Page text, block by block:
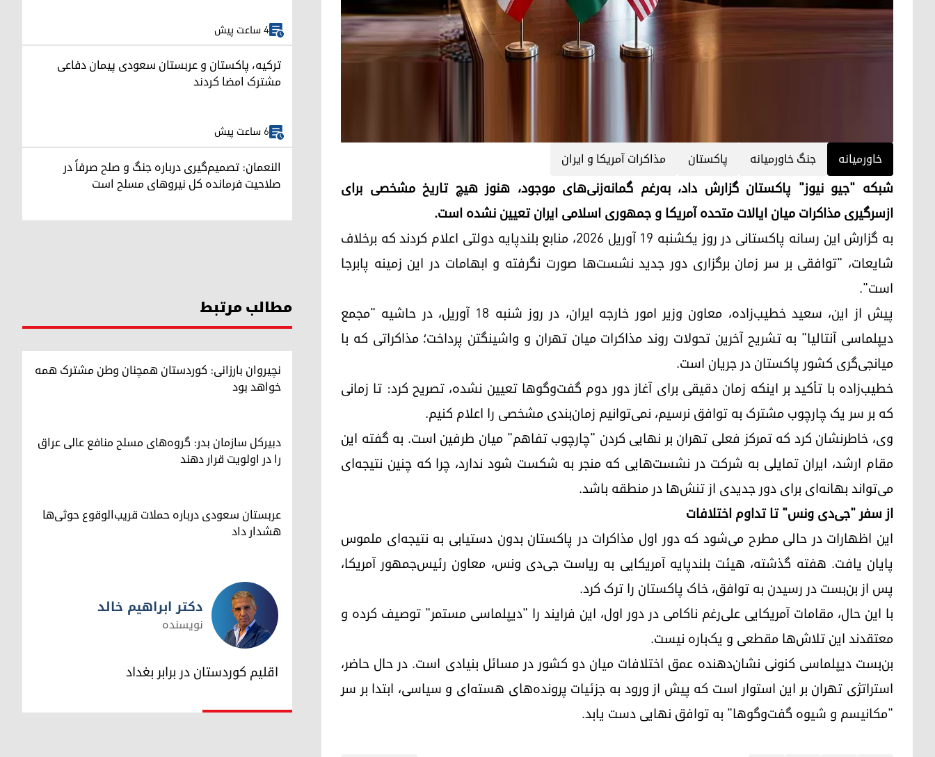
خاورمیانه جنگ خاورمیانە پاکستان مذاکرات آمریکا و ایران
شبکه "جیو نیوز" پاکستان گزارش داد، به‌رغم گمانه‌زنی‌های موجود، هنوز هیچ تاریخ مشخصی برای
ازسرگیری مذاکرات میان ایالات متحده آمریکا و جمهوری اسلامی ایران تعیین نشده است.
به گزارش این رسانه پاکستانی در روز یکشنبه ۱۹ آوریل ۲۰۲۶، منابع بلندپایه دولتی اعلام کردند که برخلاف
شایعات، "توافقی بر سر زمان برگزاری دور جدید نشست‌ها صورت نگرفته و ابهامات در این زمینه پابرجا
است".
پیش از این، سعید خطیب‌زاده، معاون وزیر امور خارجه ایران، در روز شنبه ۱۸ آوریل، در حاشیه "مجمع
دیپلماسی آنتالیا" به تشریح آخرین تحولات روند مذاکرات میان تهران و واشینگتن پرداخت؛ مذاکراتی که با
میانجی‌گری کشور پاکستان در جریان است.
خطیب‌زاده با تأکید بر اینکه زمان دقیقی برای آغاز دور دوم گفت‌وگوها تعیین نشده، تصریح کرد: تا زمانی
که بر سر یک چارچوب مشترک به توافق نرسیم، نمی‌توانیم زمان‌بندی مشخصی را اعلام کنیم.
وی، خاطرنشان کرد که تمرکز فعلی تهران بر نهایی کردن "چارچوب تفاهم" میان طرفین است. به گفته این
مقام ارشد، ایران تمایلی به شرکت در نشست‌هایی که منجر به شکست شود ندارد، چرا که چنین نتیجه‌ای
می‌تواند بهانه‌ای برای دور جدیدی از تنش‌ها در منطقه باشد.
از سفر "جی‌دی ونس" تا تداوم اختلافات
این اظهارات در حالی مطرح می‌شود که دور اول مذاکرات در پاکستان بدون دستیابی به نتیجه‌ای ملموس
پایان یافت. هفته گذشته، هیئت بلندپایه آمریکایی به ریاست جی‌دی ونس، معاون رئیس‌جمهور آمریکا،
پس از بن‌بست در رسیدن به توافق، خاک پاکستان را ترک کرد.
با این حال، مقامات آمریکایی علی‌رغم ناکامی در دور اول، این فرایند را "دیپلماسی مستمر" توصیف کرده و
معتقدند این تلاش‌ها مقطعی و یک‌باره نیست.
بن‌بست دیپلماسی کنونی نشان‌دهنده عمق اختلافات میان دو کشور در مسائل بنیادی است. در حال حاضر،
استراتژی تهران بر این استوار است که پیش از ورود به جزئیات پرونده‌های هسته‌ای و سیاسی، ابتدا بر سر
"مکانیسم و شیوه گفت‌وگوها" به توافق نهایی دست یابد.
4 ساعت پیش
ترکیه، پاکستان و عربستان سعودی پیمان دفاعی
مشترک امضا کردند
6 ساعت پیش
النعمان: تصمیم‌گیری درباره جنگ و صلح صرفاً در
صلاحیت فرمانده کل نیروهای مسلح است
مطالب مرتبط
نچیروان بارزانی: کوردستان همچنان وطن مشترک همه
خواهد بود
دبیرکل سازمان بدر: گروه‌های مسلح منافع عالی عراق
را در اولویت قرار دهند
عربستان سعودی درباره حملات قریب‌الوقوع حوثی‌ها
هشدار داد
دکتر ابراهیم خالد
دکتر ابراهیم خالد
نویسنده
اقلیم کوردستان در برابر بغداد